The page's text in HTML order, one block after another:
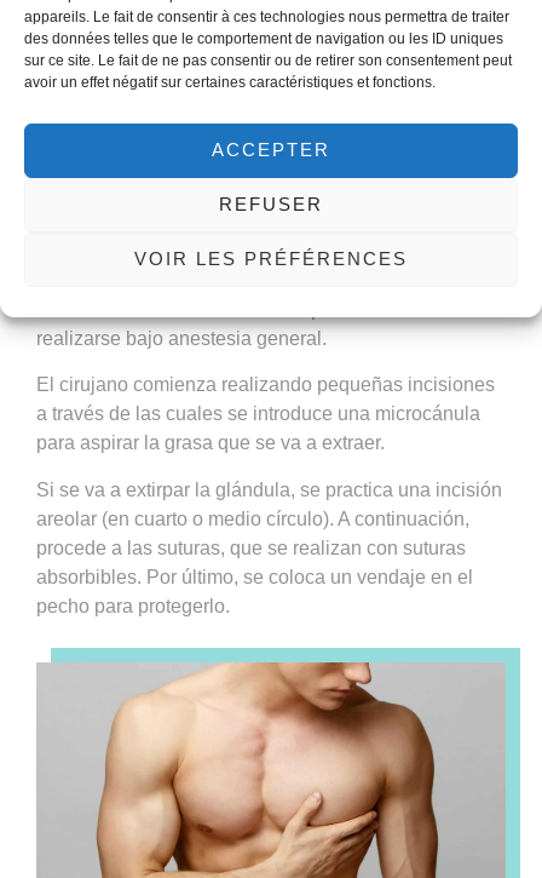
appareils. Le fait de consentir à ces technologies nous permettra de traiter
des données telles que le comportement de navigation ou les ID uniques
sur ce site. Le fait de ne pas consentir ou de retirer son consentement peut
avoir un effet négatif sur certaines caractéristiques et fonctions.
ACCEPTER
REFUSER
VOIR LES PRÉFÉRENCES
¿Cómo se realiza la ginecomastia en
Una operación de ginecomastia puede durar entre 20
mixta). La duración de la estancia hospitalaria varía en
realizarse bajo anestesia general.
El cirujano comienza realizando pequeñas incisiones
a través de las cuales se introduce una microcánula
para aspirar la grasa que se va a extraer.
Si se va a extirpar la glándula, se practica una incisión
areolar (en cuarto o medio círculo). A continuación,
procede a las suturas, que se realizan con suturas
absorbibles. Por último, se coloca un vendaje en el
pecho para protegerlo.